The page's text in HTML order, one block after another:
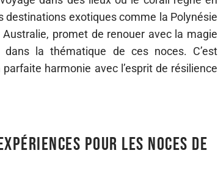
destinations exotiques comme la Polynésie
promet de renouer avec la magie
la thématique de ces noces. C’est
harmonie avec l’esprit de résilience
pour les noces de